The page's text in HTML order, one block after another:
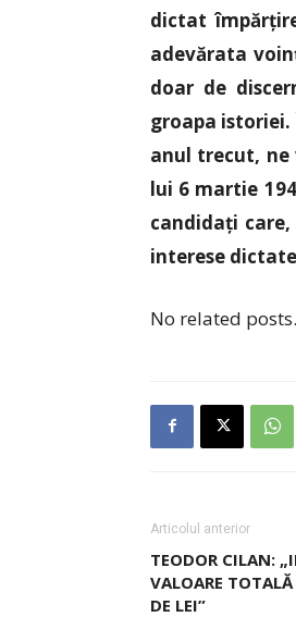
dictat
adevărata
doar de
groapa
anul trecut, ne
lui 6 martie
candidați
interese
No related posts.
Articolul anterior
TEODOR CILAN:
VALOARE
DE LEI”